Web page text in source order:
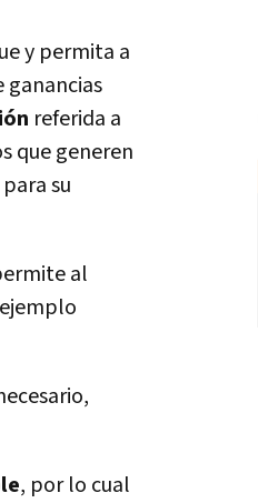
y permita a
referida a
que generen
su
al
, por lo cual